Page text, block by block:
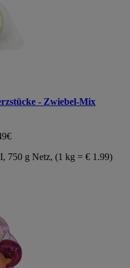
- Zwiebel-Mix
750 g Netz, (1 kg = € 1.99)